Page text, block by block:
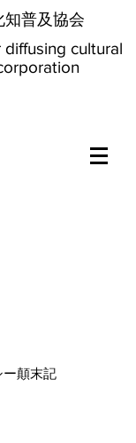
普及協会
cultural
顛末記